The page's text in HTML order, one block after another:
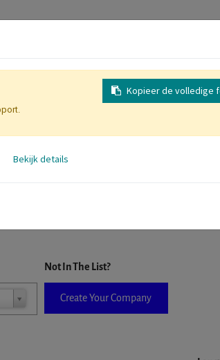
it will auto-complete the form. If you don't
Not In The List?
Create Your Company
Kopieer de volledige
Bekijk details